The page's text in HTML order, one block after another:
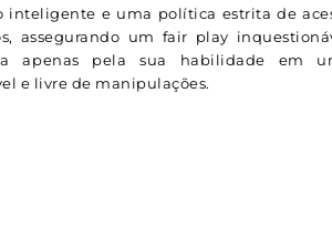
inteligente e uma política estrita de
assegurando um fair play
apenas pela sua habilidade em
e livre de manipulações.